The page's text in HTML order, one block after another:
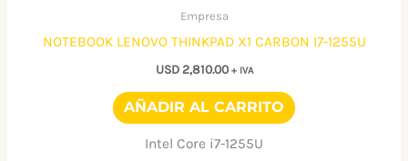
Empresa
NOTEBOOK LENOVO THINKPAD X1 CARBON I7-1255U
USD 2,810.00 + IVA
AÑADIR AL CARRITO
Intel Core i7-1255U